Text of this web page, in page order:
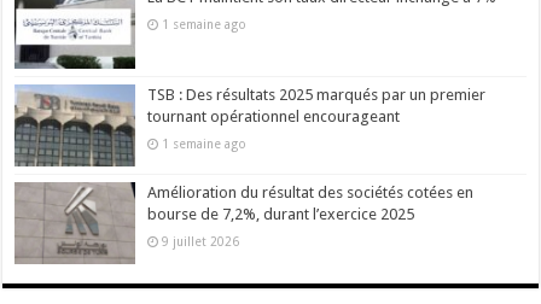
1 semaine ago
TSB : Des résultats 2025 marqués par un premier
tournant opérationnel encourageant
1 semaine ago
Amélioration du résultat des sociétés cotées en
bourse de 7,2%, durant l’exercice 2025
9 juillet 2026